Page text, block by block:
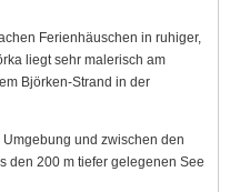
Ferienhäuschen in ruhiger,
liegt sehr malerisch am
Björken-Strand in der
und zwischen den
den 200 m tiefer gelegenen See